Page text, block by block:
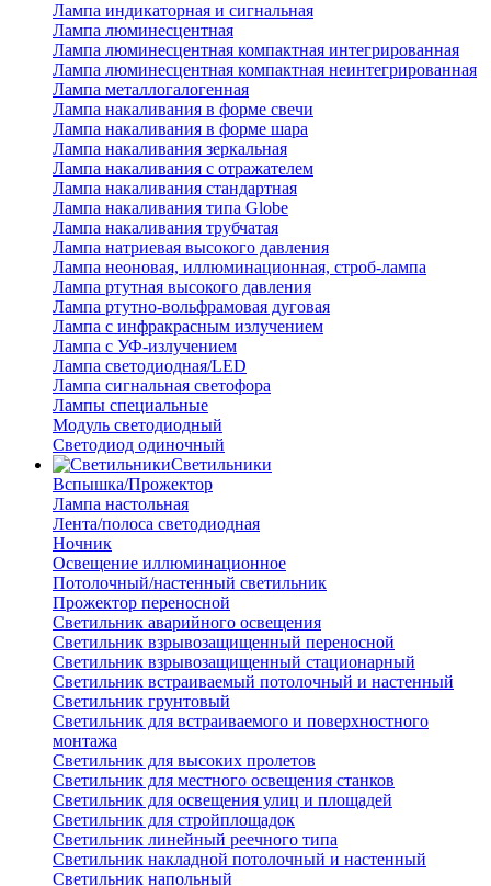
Лампа индикаторная и сигнальная
Лампа люминесцентная
Лампа люминесцентная компактная интегрированная
Лампа люминесцентная компактная неинтегрированная
Лампа металлогалогенная
Лампа накаливания в форме свечи
Лампа накаливания в форме шара
Лампа накаливания зеркальная
Лампа накаливания с отражателем
Лампа накаливания стандартная
Лампа накаливания типа Globe
Лампа накаливания трубчатая
Лампа натриевая высокого давления
Лампа неоновая, иллюминационная, строб-лампа
Лампа ртутная высокого давления
Лампа ртутно-вольфрамовая дуговая
Лампа с инфракрасным излучением
Лампа с УФ-излучением
Лампа светодиодная/LED
Лампа сигнальная светофора
Лампы специальные
Модуль светодиодный
Светодиод одиночный
Светильники
Вспышка/Прожектор
Лампа настольная
Лента/полоса светодиодная
Ночник
Освещение иллюминационное
Потолочный/настенный светильник
Прожектор переносной
Светильник аварийного освещения
Светильник взрывозащищенный переносной
Светильник взрывозащищенный стационарный
Светильник встраиваемый потолочный и настенный
Светильник грунтовый
Светильник для встраиваемого и поверхностного
монтажа
Светильник для высоких пролетов
Светильник для местного освещения станков
Светильник для освещения улиц и площадей
Светильник для стройплощадок
Светильник линейный реечного типа
Светильник накладной потолочный и настенный
Светильник напольный